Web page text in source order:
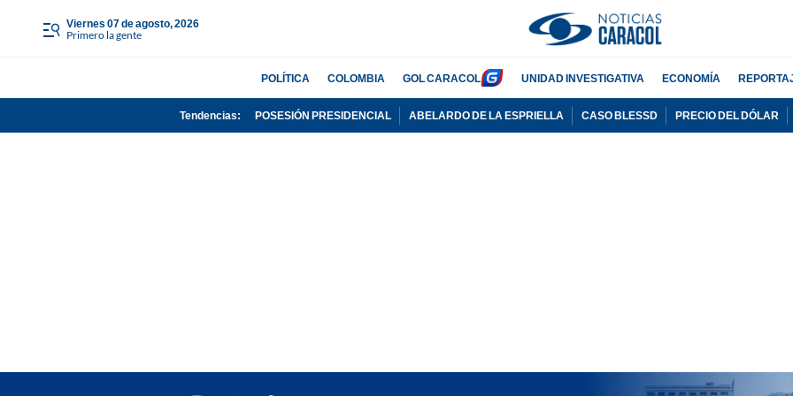
viernes 07 de agosto, 2026
Primero la gente
POLÍTICA COLOMBIA GOL CARACOL UNIDAD INVESTIGATIVA ECONOMÍA
Tendencias: POSESIÓN PRESIDENCIAL ABELARDO DE LA ESPRIELLA CASO BLESSD PRECIO DEL DÓLAR